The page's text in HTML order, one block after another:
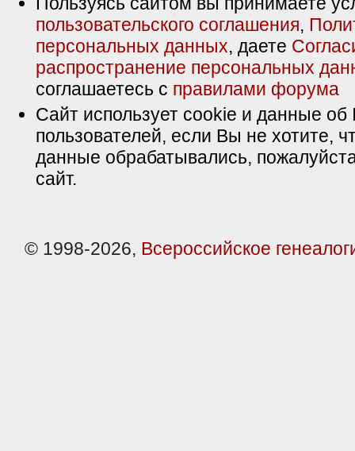
пользовательского соглашения,
персональных данных, даете
распространение персональных
соглашаетесь с правилами форума
Сайт использует cookie и данные об
пользователей, если Вы не хотите,
данные обрабатывались,
сайт.
© 1998-2026, Всероссийское